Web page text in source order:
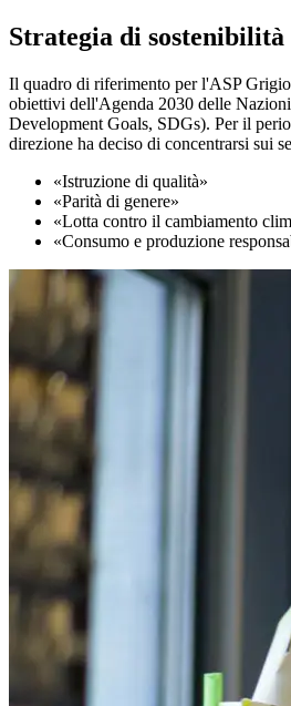
Strategia di sostenibilità
Il quadro di riferimento per l'ASP
obiettivi dell'Agenda 2030 delle
Development Goals, SDGs). Per il
direzione ha deciso di concentrarsi sui
«Istruzione di qualità»
«Parità di genere»
«Lotta contro il cambiamento
«Consumo e produzione